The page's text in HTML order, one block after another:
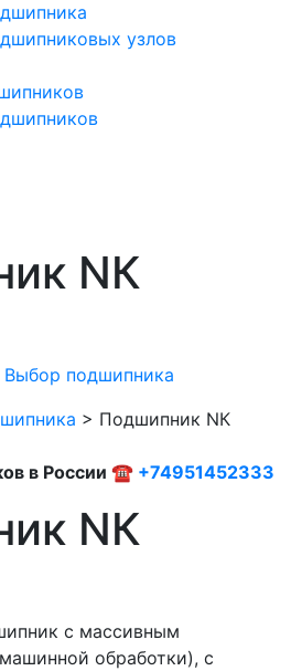
узлов
NК
Выбор подшипника
> Подшипник NК
в России ☎ +74951452333
NК
с массивным
обработки), с